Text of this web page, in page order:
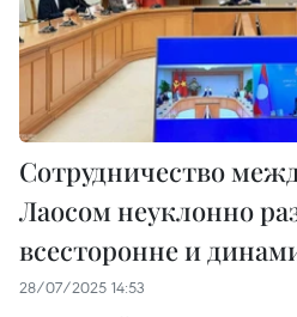
Сотрудничество
Лаосом неуклонно
всесторонне и
28/07/2025 14:53